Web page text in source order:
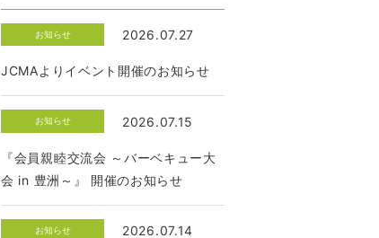
お知らせ 2026.07.27
JCMAよりイベント開催のお知らせ
お知らせ 2026.07.15
『会員親睦交流会 ～バーベキュー大
会 in 豊洲～』 開催のお知らせ
お知らせ 2026.07.14